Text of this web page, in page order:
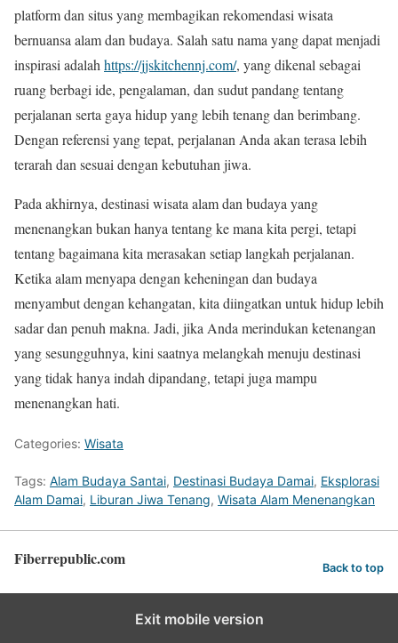
platform dan situs yang membagikan rekomendasi wisata
bernuansa alam dan budaya. Salah satu nama yang dapat menjadi
inspirasi adalah https://jjskitchennj.com/, yang dikenal sebagai
ruang berbagi ide, pengalaman, dan sudut pandang tentang
perjalanan serta gaya hidup yang lebih tenang dan berimbang.
Dengan referensi yang tepat, perjalanan Anda akan terasa lebih
terarah dan sesuai dengan kebutuhan jiwa.
Pada akhirnya, destinasi wisata alam dan budaya yang
menenangkan bukan hanya tentang ke mana kita pergi, tetapi
tentang bagaimana kita merasakan setiap langkah perjalanan.
Ketika alam menyapa dengan keheningan dan budaya
menyambut dengan kehangatan, kita diingatkan untuk hidup lebih
sadar dan penuh makna. Jadi, jika Anda merindukan ketenangan
yang sesungguhnya, kini saatnya melangkah menuju destinasi
yang tidak hanya indah dipandang, tetapi juga mampu
menenangkan hati.
Categories: Wisata
Tags: Alam Budaya Santai, Destinasi Budaya Damai, Eksplorasi
Alam Damai, Liburan Jiwa Tenang, Wisata Alam Menenangkan
Fiberrepublic.com Back to top
Exit mobile version